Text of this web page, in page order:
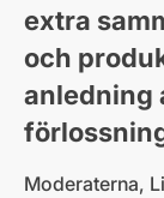
extra
och
anledning
Moderaterna,